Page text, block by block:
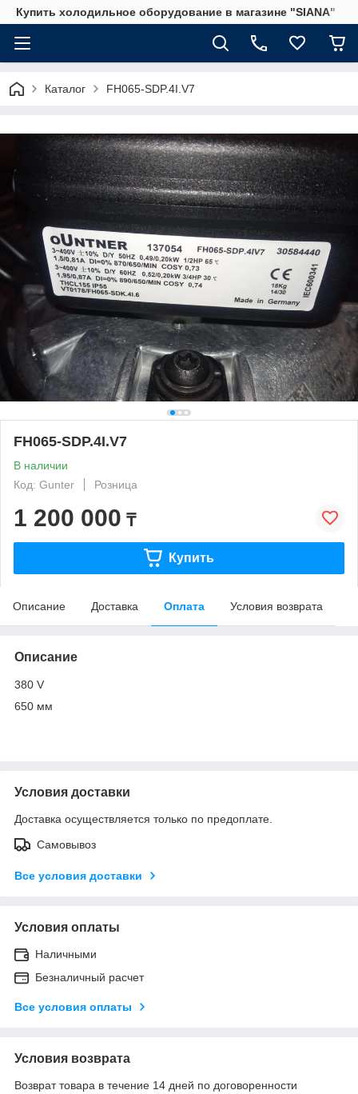
Купить холодильное оборудование в магазине "SIANA"
Каталог FH065-SDP.4I.V7
FH065-SDP.4I.V7
В наличии
Код: Gunter
Розница
1 200 000 ₸
Купить
Описание Доставка Оплата Условия возврата
Описание
380 V
650 мм
Условия доставки
Доставка осуществляется только по предоплате.
Самовывоз
Все условия доставки
Условия оплаты
Наличными
Безналичный расчет
Все условия оплаты
Условия возврата
Возврат товара в течение 14 дней по договоренности